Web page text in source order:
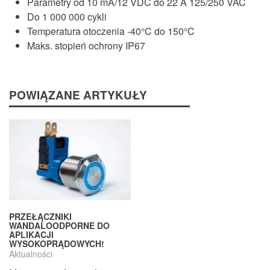
Do 1 000 000 cykli
Temperatura otoczenia -40°C do 150°C
Maks. stopień ochrony IP67
POWIĄZANE ARTYKUŁY
PRZEŁĄCZNIKI
WANDALOODPORNE DO
APLIKACJI
WYSOKOPRĄDOWYCH!
Aktualności